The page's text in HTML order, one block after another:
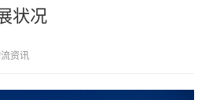
状况
资讯